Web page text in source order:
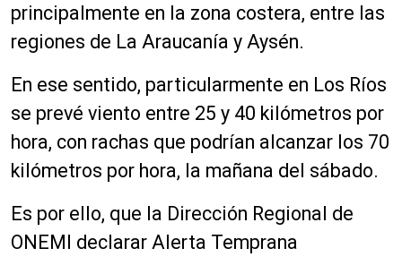
principalmente en la zona costera, entre las
regiones de La Araucanía y Aysén.
En ese sentido, particularmente en Los Ríos
se prevé viento entre 25 y 40 kilómetros por
hora, con rachas que podrían alcanzar los 70
kilómetros por hora, la mañana del sábado.
Es por ello, que la Dirección Regional de
ONEMI declarar Alerta Temprana